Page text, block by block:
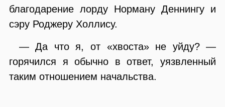
благодарение лорду Норману Деннингу и
сэру Роджеру Холлису.
— Да что я, от «хвоста» не уйду? —
горячился я обычно в ответ, уязвленный
таким отношением начальства.